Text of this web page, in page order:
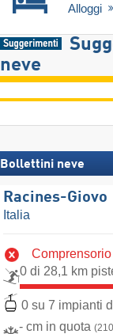
Alloggi
neve
Bollettini neve
Racines-Giovo
Italia
0 di 28,1 km
0 su 7 impianti
- cm in quota